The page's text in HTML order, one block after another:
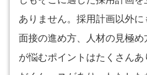
ありません。採用計画以外
面接の進め方、人材の見極
が悩むポイントはたくさん